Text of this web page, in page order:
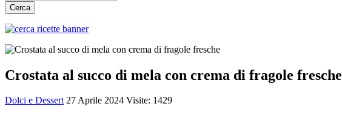
Cerca
Crostata al succo di mela con crema di fragole fresche
Dolci e Dessert 27 Aprile 2024 Visite: 1429